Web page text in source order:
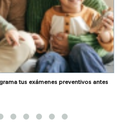
tus exámenes preventivos antes